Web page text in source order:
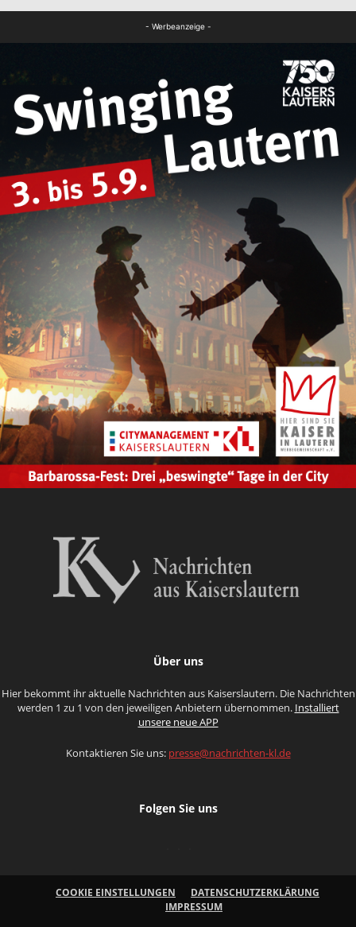
- Werbeanzeige -
Über uns
Hier bekommt ihr aktuelle Nachrichten aus Kaiserslautern. Die Nachrichten
werden 1 zu 1 von den jeweiligen Anbietern übernommen. Installiert
unsere neue APP
Kontaktieren Sie uns: presse@nachrichten-kl.de
Folgen Sie uns
COOKIE EINSTELLUNGEN
DATENSCHUTZERKLÄRUNG
IMPRESSUM